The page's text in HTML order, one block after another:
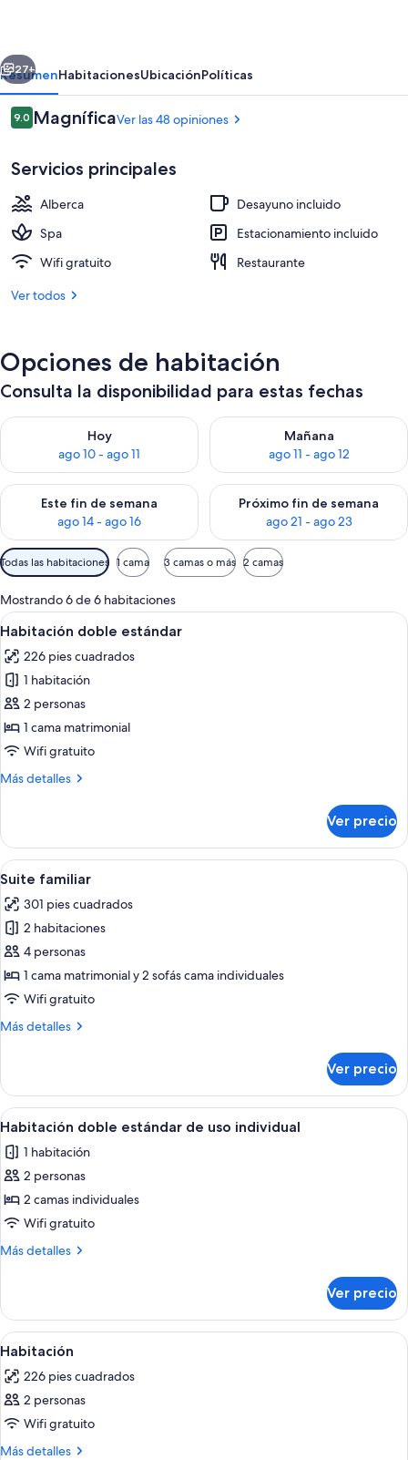
Alberca techada
Siguiente
27+
ResumenHabitacionesUbicaciónPolíticas
Opiniones
9.09.0 de 10,
MagníficaVer las 48 opiniones
Servicios principales
Alberca
Desayuno incluido
Spa
Estacionamiento incluido
Wifi gratuito
Restaurante
Ver todos
Opciones de habitación
Consulta la disponibilidad para estas fechas
Hoy
ago 10 - ago 11
Consulta la disponibilidad para hoy ago 10 - ago 11
Mañana
ago 11 - ago 12
Consulta la disponibilidad
Este fin de semana
ago 14 - ago 16
Consulta la disponibilidad para este fin de semana ago 14 -
Próximo fin de semana
ago 21 - ago 23
Consulta la disponibilidad
Filtros
disponibles
para
las
habitaciones
Todas las habitaciones 1 cama 3 camas o más 2 camas
Mostrando 6 de 6 habitaciones
Abrir
todas
las
fotos
de
Habitación
doble
Habitación de hotel con cama,
9
Habitación doble estándar
226 pies cuadrados
1 habitación
2 personas
1 cama matrimonial
Wifi gratuito
Más detalles
Más
doble
estándar
Ver precio
Abrir
todas
las
fotos
de
Suite
familiar
Una habitación de hotel con una
9
Suite familiar
301 pies cuadrados
2 habitaciones
4 personas
1 cama matrimonial y 2 sofás cama individuales
Wifi gratuito
Más detalles
Más
familiar
Ver precio
Abrir
todas
las
fotos
de
Habitación
doble
uso
individual
Una cama bien hecha con sábanas
9
Habitación doble estándar de uso individual
1 habitación
2 personas
2 camas individuales
Wifi gratuito
Más detalles
Más
doble
estándar
de
individual
Ver precio
Abrir
todas
las
fotos
de
Habitación
1 habitación, ropa de cama de alta
5
Habitación
226 pies cuadrados
2 personas
Wifi gratuito
Más detalles
Más